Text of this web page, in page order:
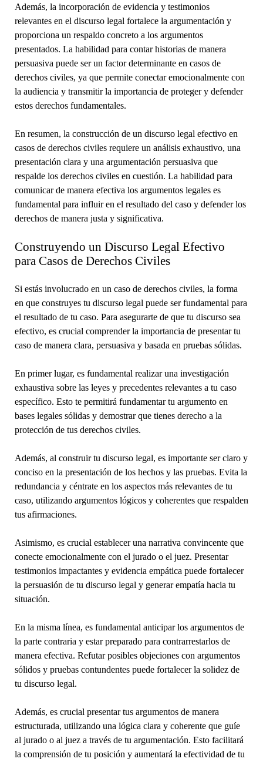
Además, la incorporación de evidencia y testimonios
relevantes en el discurso legal fortalece la argumentación y
proporciona un respaldo concreto a los argumentos
presentados. La habilidad para contar historias de manera
persuasiva puede ser un factor determinante en casos de
derechos civiles, ya que permite conectar emocionalmente con
la audiencia y transmitir la importancia de proteger y defender
estos derechos fundamentales.
En resumen, la construcción de un discurso legal efectivo en
casos de derechos civiles requiere un análisis exhaustivo, una
presentación clara y una argumentación persuasiva que
respalde los derechos civiles en cuestión. La habilidad para
comunicar de manera efectiva los argumentos legales es
fundamental para influir en el resultado del caso y defender los
derechos de manera justa y significativa.
Construyendo un Discurso Legal Efectivo
para Casos de Derechos Civiles
Si estás involucrado en un caso de derechos civiles, la forma
en que construyes tu discurso legal puede ser fundamental para
el resultado de tu caso. Para asegurarte de que tu discurso sea
efectivo, es crucial comprender la importancia de presentar tu
caso de manera clara, persuasiva y basada en pruebas sólidas.
En primer lugar, es fundamental realizar una investigación
exhaustiva sobre las leyes y precedentes relevantes a tu caso
específico. Esto te permitirá fundamentar tu argumento en
bases legales sólidas y demostrar que tienes derecho a la
protección de tus derechos civiles.
Además, al construir tu discurso legal, es importante ser claro y
conciso en la presentación de los hechos y las pruebas. Evita la
redundancia y céntrate en los aspectos más relevantes de tu
caso, utilizando argumentos lógicos y coherentes que respalden
tus afirmaciones.
Asimismo, es crucial establecer una narrativa convincente que
conecte emocionalmente con el jurado o el juez. Presentar
testimonios impactantes y evidencia empática puede fortalecer
la persuasión de tu discurso legal y generar empatía hacia tu
situación.
En la misma línea, es fundamental anticipar los argumentos de
la parte contraria y estar preparado para contrarrestarlos de
manera efectiva. Refutar posibles objeciones con argumentos
sólidos y pruebas contundentes puede fortalecer la solidez de
tu discurso legal.
Además, es crucial presentar tus argumentos de manera
estructurada, utilizando una lógica clara y coherente que guíe
al jurado o al juez a través de tu argumentación. Esto facilitará
la comprensión de tu posición y aumentará la efectividad de tu